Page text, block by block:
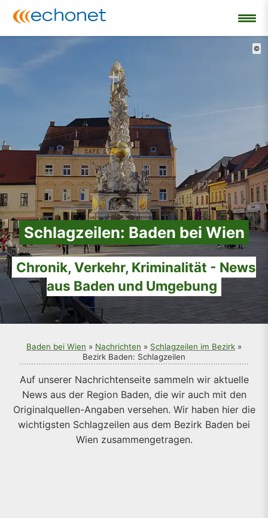
Schlagzeilen: Baden bei Wien
Chronik, Verkehr, Kriminalität - News
aus Baden und Umgebung
©
Baden bei Wien » Nachrichten » Schlagzeilen im Bezirk »
Bezirk Baden: Schlagzeilen
Auf unserer Nachrichtenseite sammeln wir aktuelle
News aus der Region Baden, die wir auch mit den
Originalquellen-Angaben versehen. Wir haben hier die
wichtigsten Schlagzeilen aus dem Bezirk Baden bei
Wien zusammengetragen.